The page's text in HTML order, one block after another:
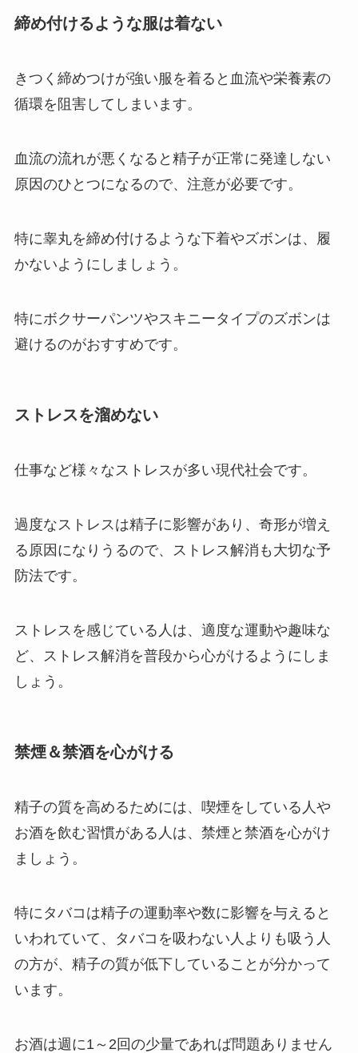
締め付けるような服は着ない
きつく締めつけが強い服を着ると血流や栄養素の
循環を阻害してしまいます。
血流の流れが悪くなると精子が正常に発達しない
原因のひとつになるので、注意が必要です。
特に睾丸を締め付けるような下着やズボンは、履
かないようにしましょう。
特にボクサーパンツやスキニータイプのズボンは
避けるのがおすすめです。
ストレスを溜めない
仕事など様々なストレスが多い現代社会です。
過度なストレスは精子に影響があり、奇形が増え
る原因になりうるので、ストレス解消も大切な予
防法です。
ストレスを感じている人は、適度な運動や趣味な
ど、ストレス解消を普段から心がけるようにしま
しょう。
禁煙＆禁酒を心がける
精子の質を高めるためには、喫煙をしている人や
お酒を飲む習慣がある人は、禁煙と禁酒を心がけ
ましょう。
特にタバコは精子の運動率や数に影響を与えると
いわれていて、タバコを吸わない人よりも吸う人
の方が、精子の質が低下していることが分かって
います。
お酒は週に1～2回の少量であれば問題ありません